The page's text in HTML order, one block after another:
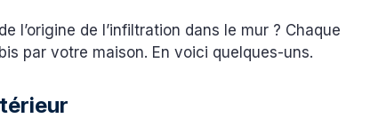
l’origine de l’infiltration dans le mur ? Chaque
par votre maison. En voici quelques-uns.